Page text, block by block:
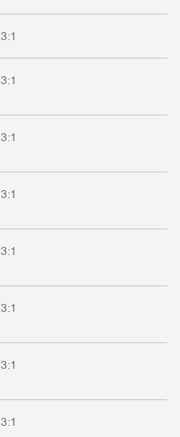
3:1
3:1
3:1
3:1
3:1
3:1
3:1
3:1